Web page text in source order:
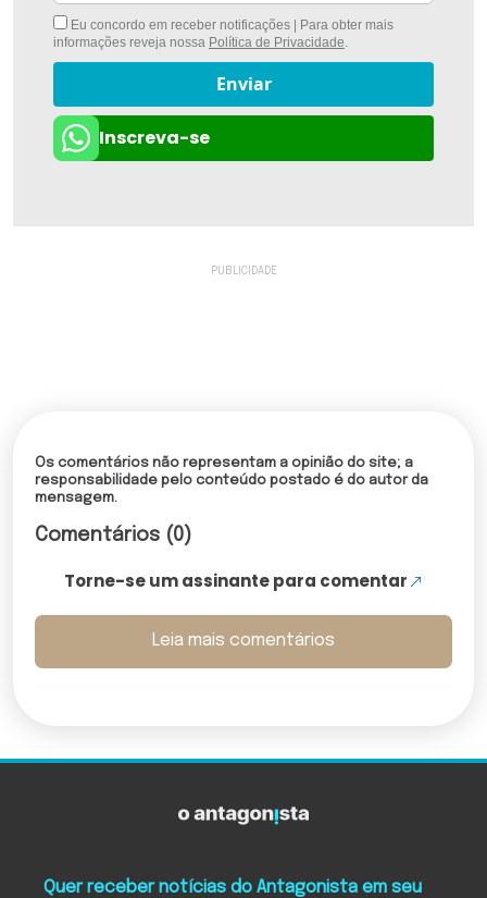
Eu concordo em receber notificações | Para obter mais
informações reveja nossa Política de Privacidade
Enviar
Inscreva-se
Os comentários não representam a opinião do site; a
responsabilidade pelo conteúdo postado é do autor da
mensagem.
Comentários (0)
Torne-se um assinante para comentar
Leia mais comentários
Quer receber notícias do Antagonista em seu